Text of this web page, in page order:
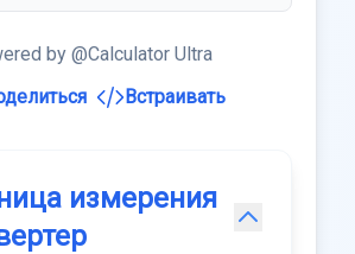
by @Calculator Ultra
Встраивать
измерения